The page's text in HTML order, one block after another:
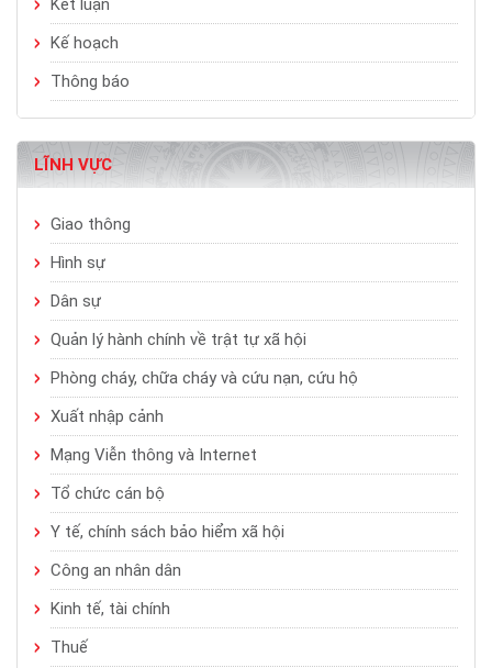
Kết luận
Kế hoạch
Thông báo
LĨNH VỰC
Giao thông
Hình sự
Dân sự
Quản lý hành chính về trật tự xã hội
Phòng cháy, chữa cháy và cứu nạn, cứu hộ
Xuất nhập cảnh
Mạng Viễn thông và Internet
Tổ chức cán bộ
Y tế, chính sách bảo hiểm xã hội
Công an nhân dân
Kinh tế, tài chính
Thuế